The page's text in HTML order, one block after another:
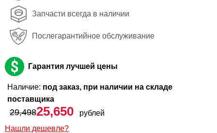
Запчасти всегда в наличии
Послегарантийное обслуживание
Гарантия лучшей цены
Наличие: под заказ, при наличии на складе
поставщика
29,49825,650
рублей
Нашли дешевле?